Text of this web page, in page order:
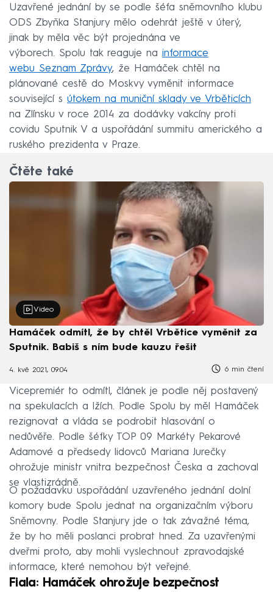
Uzavřené jednání by se podle šéfa sněmovního klubu
ODS Zbyňka Stanjury mělo odehrát ještě v úterý,
jinak by měla věc být projednána ve
výborech. Spolu tak reaguje na informace
webu Seznam Zprávy, že Hamáček chtěl na
plánované cestě do Moskvy vyměnit informace
související s útokem na muniční sklady ve Vrběticích
na Zlínsku v roce 2014 za dodávky vakcíny proti
covidu Sputnik V a uspořádání summitu amerického a
ruského prezidenta v Praze.
Čtěte také
Video
Hamáček odmítl, že by chtěl Vrbětice vyměnit za
Sputnik. Babiš s ním bude kauzu řešit
4. kvě 2021, 09:04 6 min čtení
Vicepremiér to odmítl, článek je podle něj postavený
na spekulacích a lžích. Podle Spolu by měl Hamáček
rezignovat a vláda se podrobit hlasování o
nedůvěře. Podle šéfky TOP 09 Markéty Pekarové
Adamové a předsedy lidovců Mariana Jurečky
ohrožuje ministr vnitra bezpečnost Česka a zachoval
se vlastizrádně.
O požadavku uspořádání uzavřeného jednání dolní
komory bude Spolu jednat na organizačním výboru
Sněmovny. Podle Stanjury jde o tak závažné téma,
že by ho měli poslanci probrat hned. Za uzavřenými
dveřmi proto, aby mohli vyslechnout zpravodajské
informace, které nemohou být veřejné.
Fiala: Hamáček ohrožuje bezpečnost